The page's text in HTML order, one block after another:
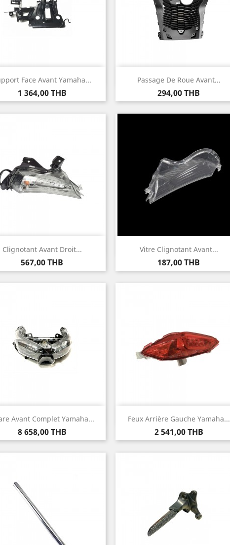
Face Avant Yamaha...
Prix
1 364,00 THB
 Aperçu rapide Passage De Roue Avant...
Prix
294,00 THB
Aperçu rapide
Clignotant Avant Droit...
Prix
567,00 THB
Aperçu rapide Vitre Clignotant Avant...
Prix
187,00 THB
 Aperçu rapide
Avant Complet Yamaha...
Prix
8 658,00 THB
Aperçu rapide Feux Arrière Gauche Yamaha...
Prix
2 541,00 THB
Aperçu rapide